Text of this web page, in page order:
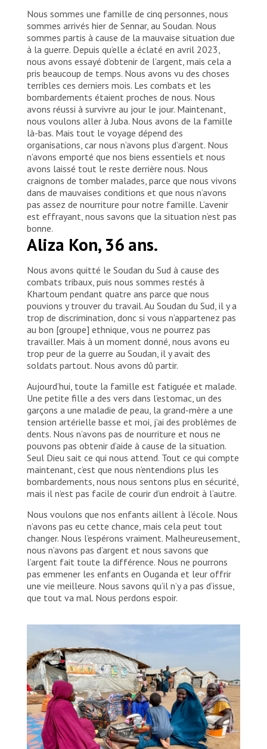
Nous sommes une famille de cinq personnes, nous
sommes arrivés hier de Sennar, au Soudan. Nous
sommes partis à cause de la mauvaise situation due
à la guerre. Depuis qu’elle a éclaté en avril 2023,
nous avons essayé d’obtenir de l’argent, mais cela a
pris beaucoup de temps. Nous avons vu des choses
terribles ces derniers mois. Les combats et les
bombardements étaient proches de nous. Nous
avons réussi à survivre au jour le jour. Maintenant,
nous voulons aller à Juba. Nous avons de la famille
là-bas. Mais tout le voyage dépend des
organisations, car nous n’avons plus d’argent. Nous
n’avons emporté que nos biens essentiels et nous
avons laissé tout le reste derrière nous. Nous
craignons de tomber malades, parce que nous vivons
dans de mauvaises conditions et que nous n’avons
pas assez de nourriture pour notre famille. L’avenir
est effrayant, nous savons que la situation n’est pas
bonne.
Aliza Kon, 36 ans.
Nous avons quitté le Soudan du Sud à cause des
combats tribaux, puis nous sommes restés à
Khartoum pendant quatre ans parce que nous
pouvions y trouver du travail. Au Soudan du Sud, il y a
trop de discrimination, donc si vous n’appartenez pas
au bon [groupe] ethnique, vous ne pourrez pas
travailler. Mais à un moment donné, nous avons eu
trop peur de la guerre au Soudan, il y avait des
soldats partout. Nous avons dû partir.
Aujourd’hui, toute la famille est fatiguée et malade.
Une petite fille a des vers dans l’estomac, un des
garçons a une maladie de peau, la grand-mère a une
tension artérielle basse et moi, j’ai des problèmes de
dents. Nous n’avons pas de nourriture et nous ne
pouvons pas obtenir d’aide à cause de la situation.
Seul Dieu sait ce qui nous attend. Tout ce qui compte
maintenant, c’est que nous n’entendions plus les
bombardements, nous nous sentons plus en sécurité,
mais il n’est pas facile de courir d’un endroit à l’autre.
Nous voulons que nos enfants aillent à l’école. Nous
n’avons pas eu cette chance, mais cela peut tout
changer. Nous l’espérons vraiment. Malheureusement,
nous n’avons pas d’argent et nous savons que
l’argent fait toute la différence. Nous ne pourrons
pas emmener les enfants en Ouganda et leur offrir
une vie meilleure. Nous savons qu’il n’y a pas d’issue,
que tout va mal. Nous perdons espoir.